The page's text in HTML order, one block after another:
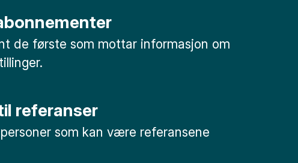
de første som mottar informasjon om
referanser
som kan være referansene